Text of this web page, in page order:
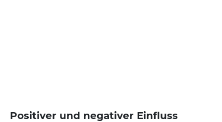
Positiver und negativer Einfluss